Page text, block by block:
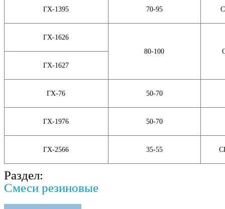
ГХ-1395 70-95
ГХ-1626
80-100
ГХ-1627
ГХ-76 50-70
ГХ-1976 50-70
ГХ-2566 35-55
Раздел:
Смеси резиновые